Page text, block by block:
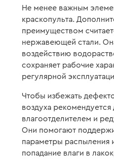
Не менее важным
краскопульта.
преимуществом
нержавеющей стали.
воздействию
сохраняет рабочие
регулярной
Чтобы избежать
воздуха рекомендуется
влагоотделителем и
Они помогают
параметры распыления
попадание влаги в